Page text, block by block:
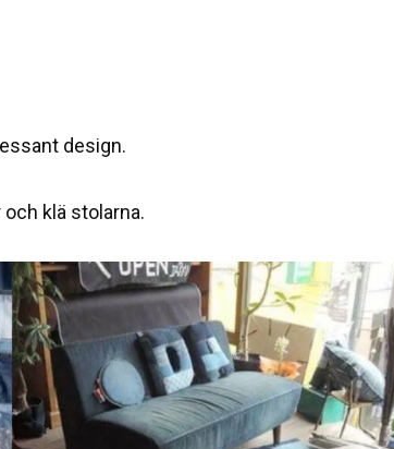
design.
klä stolarna.